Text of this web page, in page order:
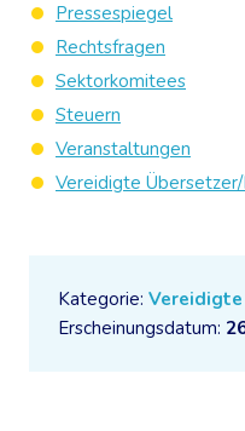
Kategorie:
Erscheinungsdatum:
Pressespiegel
Rechtsfragen
Sektorkomitees
Steuern
Veranstaltungen
Vereidigte